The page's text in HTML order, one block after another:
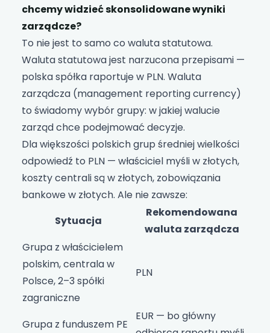
chcemy widzieć skonsolidowane wyniki
zarządcze?
To nie jest to samo co waluta statutowa.
Waluta statutowa jest narzucona przepisami —
polska spółka raportuje w PLN. Waluta
zarządcza (management reporting currency)
to świadomy wybór grupy: w jakiej walucie
zarząd chce podejmować decyzje.
Dla większości polskich grup średniej wielkości
odpowiedź to PLN — właściciel myśli w złotych,
koszty centrali są w złotych, zobowiązania
bankowe w złotych. Ale nie zawsze:
Sytuacja
Rekomendowana
waluta zarządcza
Grupa z właścicielem
polskim, centrala w
Polsce, 2–3 spółki
zagraniczne
PLN
Grupa z funduszem PE
EUR — bo główny